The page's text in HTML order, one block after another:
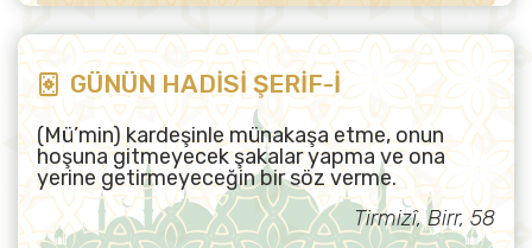
GÜNÜN HADİSİ ŞERİF-İ
(Mü’min) kardeşinle münakaşa etme, onun
hoşuna gitmeyecek şakalar yapma ve ona
yerine getirmeyeceğin bir söz verme.
Tirmizî, Birr, 58